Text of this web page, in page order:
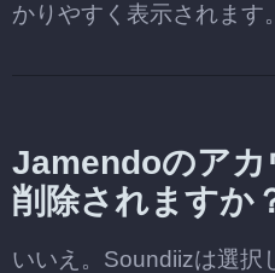
かりやすく表示されます。
Jamendoのア
削除されますか
いいえ。Soundiizは選択